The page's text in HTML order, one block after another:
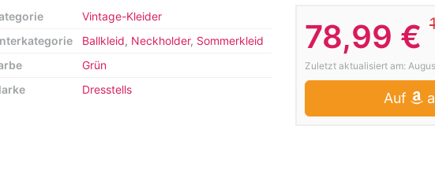
78,99 €
Zuletzt aktualisiert am:
Auf
Vintage-Kleider
Ballkleid, Neckholder, Sommerkleid
Grün
Dresstells